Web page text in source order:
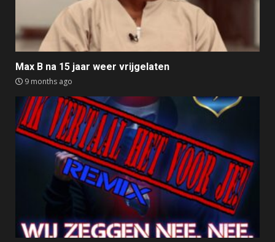
Max B na 15 jaar weer vrijgelaten
9 months ago